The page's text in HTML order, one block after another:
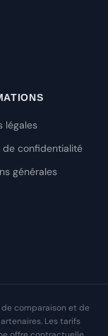
légales
de confidentialité
générales
comparaison et de
Les tarifs